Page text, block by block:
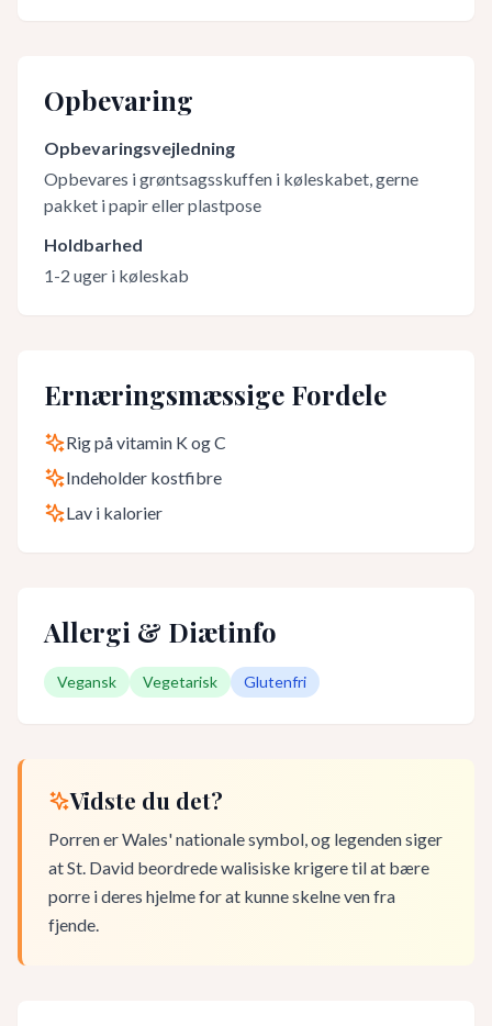
Opbevaring
Opbevaringsvejledning
Opbevares i grøntsagsskuffen i køleskabet, gerne
pakket i papir eller plastpose
Holdbarhed
1-2 uger i køleskab
Ernæringsmæssige Fordele
Rig på vitamin K og C
Indeholder kostfibre
Lav i kalorier
Allergi & Diætinfo
Vegansk Vegetarisk Glutenfri
Vidste du det?
Porren er Wales' nationale symbol, og legenden siger
at St. David beordrede walisiske krigere til at bære
porre i deres hjelme for at kunne skelne ven fra
fjende.